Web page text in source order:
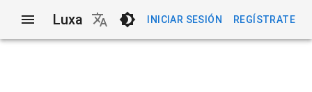
Luxa INICIAR SESIÓN REGÍSTRATE